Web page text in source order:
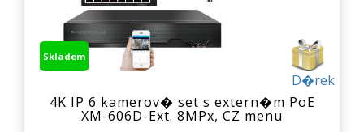
D�rek
Skladem
4K IP 6 kamerov� set s extern�m PoE
XM-606D-Ext. 8MPx, CZ menu